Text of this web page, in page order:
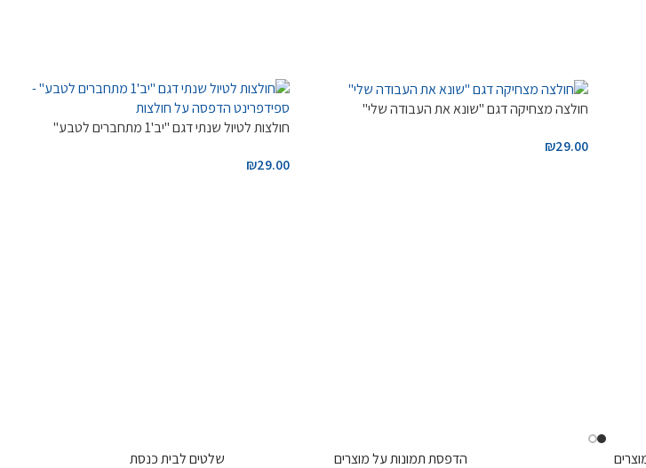
חולצה מצחיקה דגם "שונא את העבודה שלי"
₪29.00
חולצות לטיול שנתי דגם "יב'1 מתחברים לטבע"
₪29.00
הדפסת תמונות על מוצרים
שלטים לבית כנסת